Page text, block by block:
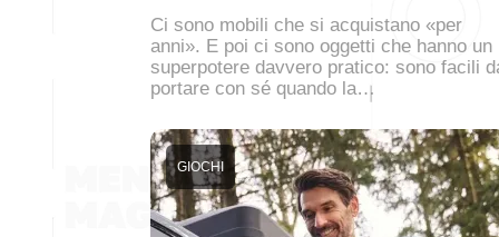
Ci sono mobili che si acquistano «per
anni». E poi ci sono oggetti che hanno un
superpotere davvero pratico: sono facili
portare con sé quando la…
GIOCHI